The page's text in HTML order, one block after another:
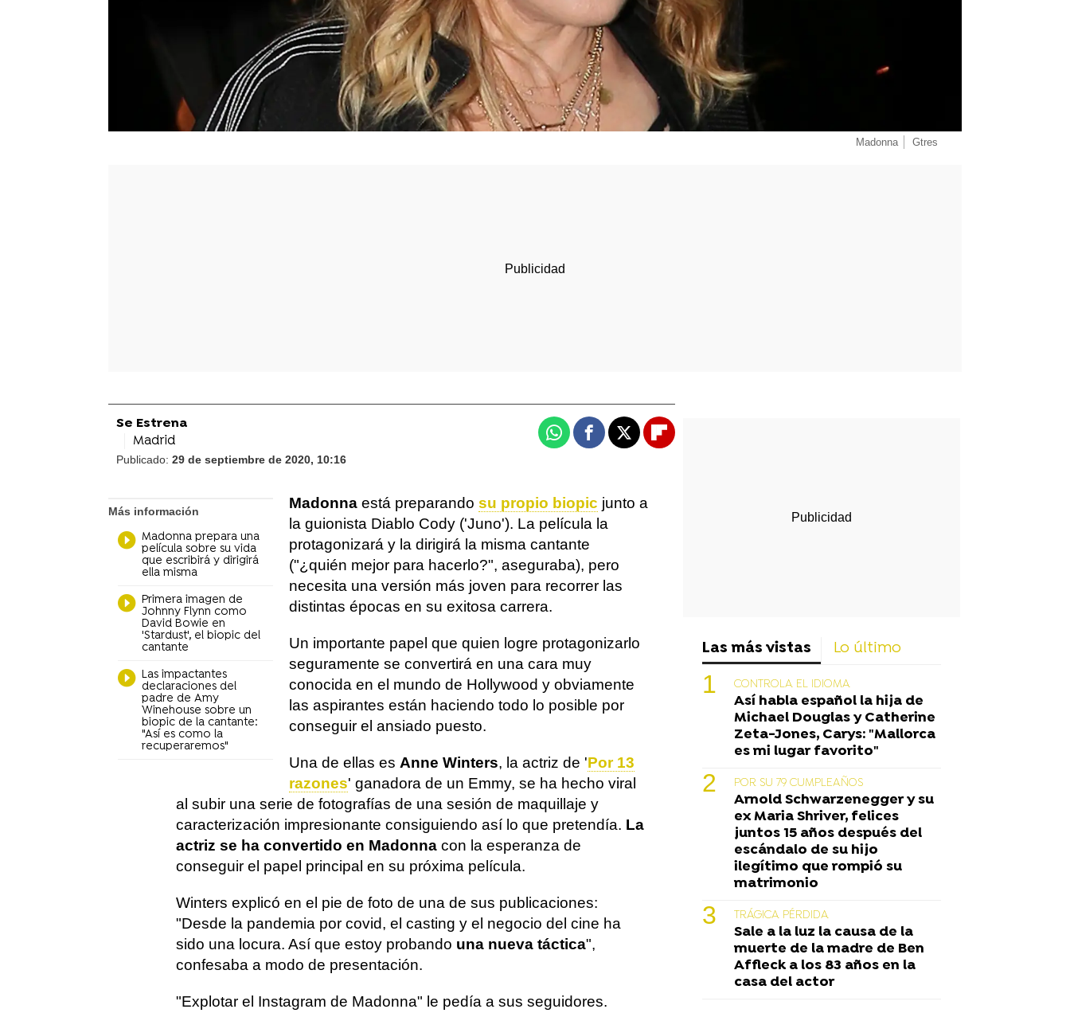
Madonna Gtres
Se Estrena
Madrid
Publicado: 29 de septiembre de 2020, 10:16
WhatsappFacebook
X Flipboard
Más información
Madonna prepara una
película sobre su vida
que escribirá y dirigirá
ella misma
Primera imagen de
Johnny Flynn como
David Bowie en
'Stardust', el biopic del
cantante
Las impactantes
declaraciones del
padre de Amy
Winehouse sobre un
biopic de la cantante:
"Así es como la
recuperaremos"
Madonnaestá preparando su propio biopic junto a
la guionista Diablo Cody ('Juno'). La película la
protagonizará y la dirigirá la misma cantante
("¿quién mejor para hacerlo?", aseguraba), pero
necesita una versión más joven para recorrer las
distintas épocas en su exitosa carrera.
Un importante papel que quien logre protagonizarlo
seguramente se convertirá en una cara muy
conocida en el mundo de Hollywood y obviamente
las aspirantes están haciendo todo lo posible por
conseguir el ansiado puesto.
Una de ellas es Anne Winters, la actriz de 'Por 13
razones' ganadora de un Emmy, se ha hecho viral
al subir una serie de fotografías de una sesión de maquillaje y
caracterización impresionante consiguiendo así lo que pretendía. La
actriz se ha convertido en Madonna con la esperanza de
conseguir el papel principal en su próxima película.
Winters explicó en el pie de foto de una de sus publicaciones:
"Desde la pandemia por covid, el casting y el negocio del cine ha
sido una locura. Así que estoy probando una nueva táctica",
confesaba a modo de presentación.
"Explotar el Instagram de Madonna" le pedía a sus seguidores.
Las más vistas Lo último
CONTROLA EL IDIOMA
Así habla español la hija de
Michael Douglas y Catherine
Zeta-Jones, Carys: "Mallorca
es mi lugar favorito"
POR SU 79 CUMPLEAÑOS
Arnold Schwarzenegger y su
ex Maria Shriver, felices
juntos 15 años después del
escándalo de su hijo
ilegítimo que rompió su
matrimonio
TRÁGICA PÉRDIDA
Sale a la luz la causa de la
muerte de la madre de Ben
Affleck a los 83 años en la
casa del actor